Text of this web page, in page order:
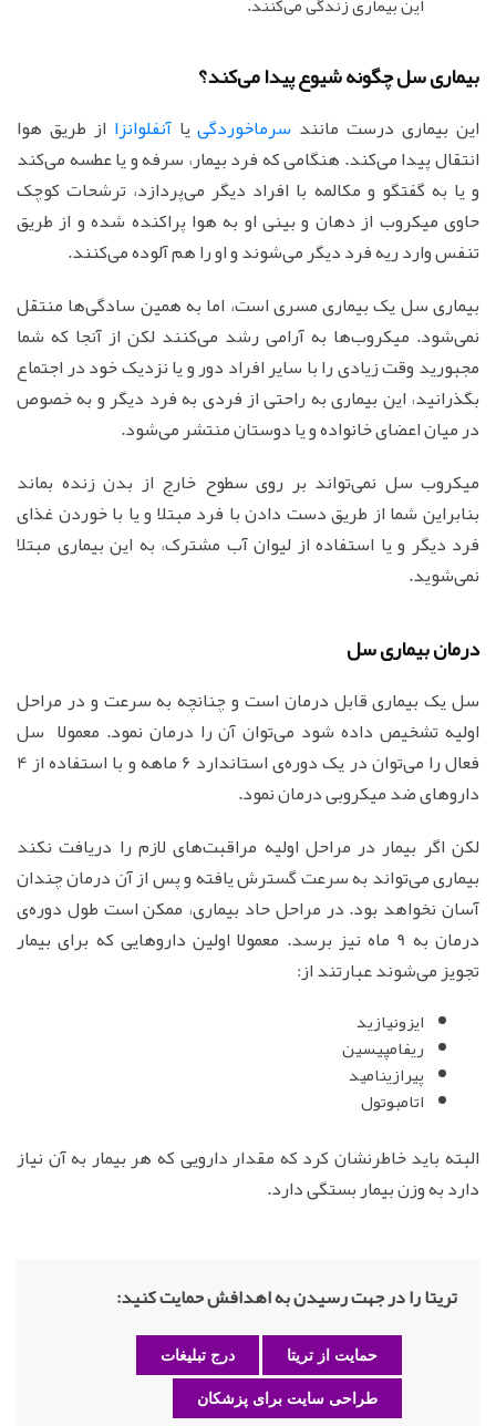
بیماری سل چگونه شیوع پیدا می‌کند؟
این بیماری درست مانند سرماخوردگییاآنفلوانزا از طریق هوا
انتقال پیدا می‌کند. هنگامی که فرد بیمار، سرفه و یا عطسه می‌کند
و یا به گفتگو و مکالمه با افراد دیگر می‌پردازد، ترشحات کوچک
حاوی میکروب از دهان و بینی او به هوا پراکنده شده و از طریق
تنفس وارد ریه فرد دیگر می‌شوند و او را هم آلوده می‌کنند.
بیماری سل یک بیماری مسری است، اما به همین سادگی‌ها منتقل
نمی‌شود. میکروب‌ها به آرامی رشد می‌کنند لکن از آنجا که شما
مجبورید وقت زیادی را با سایر افراد دور و یا نزدیک خود در اجتماع
بگذرانید، این بیماری به راحتی از فردی به فرد دیگر و به خصوص
در میان اعضای خانواده و یا دوستان منتشر می‌شود.
میکروب سل نمی‌تواند بر روی سطوح خارج از بدن زنده بماند
بنابراین شما از طریق دست دادن با فرد مبتلا و یا با خوردن غذای
فرد دیگر و یا استفاده از لیوان آب مشترک، به این بیماری مبتلا
نمی‌شوید.
درمان بیماری سل
سل یک بیماری قابل درمان است و چنانچه به سرعت و در مراحل
اولیه تشخیص داده شود می‌توان آن را درمان نمود. معمولا سل
فعال را می‌توان در یک دوره‌ی استاندارد 6 ماهه و با استفاده از 4
داروهای ضد میکروبی درمان نمود.
لکن اگر بیمار در مراحل اولیه مراقبت‌های لازم را دریافت نکند
بیماری می‌تواند به سرعت گسترش یافته و پس از آن درمان چندان
آسان نخواهد بود. در مراحل حاد بیماری، ممکن است طول دوره‌ی
درمان به 9 ماه نیز برسد. معمولا اولین داروهایی که برای بیمار
تجویز می‌شوند عبارتند از:
ایزونیازید
ریفامپیسین
پیرازینامید
اتامبوتول
البته باید خاطرنشان کرد که مقدار دارویی که هر بیمار به آن نیاز
دارد به وزن بیمار بستگی دارد.
تریتا را در جهت رسیدن به اهدافش حمایت کنید:
حمایت از تریتا درج تبلیغات
طراحی سایت برای پزشکان